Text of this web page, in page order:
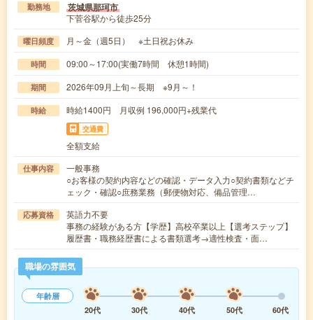
勤務地 茨城県那珂市
下菅谷駅から徒歩25分
曜日頻度 月～金（週5日） ※土日祝お休み
時間 09:00～17:00(実働7時間 休憩1時間)
期間 2026年09月上旬～長期 ※9月～！
時給 時給1400円 月収例 196,000円+残業代
交通費
全額支給
仕事内容
一般事務
○お客様の契約内容などの確認・データ入力○契約書類などチ
ェック・確認○庶務業務（郵便物対応、備品管理…
応募資格
英語力不要
事務の経験がある方【学歴】高校卒業以上【選考ステップ】
履歴書・職務経歴書による書類選考→適性検査・面…
職場の雰囲気
年齢層
20代
30代 40代 50代
60代